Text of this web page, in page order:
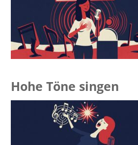
Hohe Töne singen